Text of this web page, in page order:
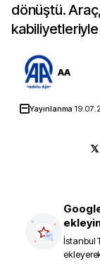
dönüştü.
AA
Yayınlanma
İstanbul